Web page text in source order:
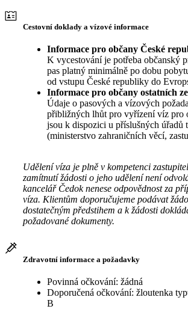
Cestovní doklady a vízové informace
Informace pro občany České
K vycestování je potřeba občanský
pas platný minimálně po dobu
od vstupu České republiky do
Informace pro občany ostatních
Údaje o pasových a vízových
přibližných lhůt pro vyřízení víz pro
jsou k dispozici u příslušných úřadů
(ministerstvo zahraničních věcí,
Udělení víza je plně v kompetenci
zamítnutí žádosti o jeho udělení není
kancelář Čedok nenese odpovědnost za
víza. Klientům doporučujeme podávat
dostatečným předstihem a k žádosti
požadované dokumenty.
Zdravotní informace a požadavky
Povinná očkování: žádná
Doporučená očkování: žloutenka
B